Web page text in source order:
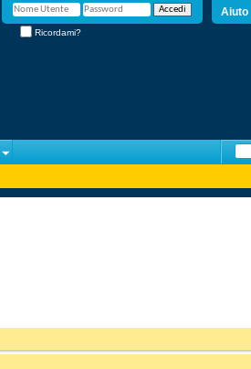
Aiuto
Ricordami?